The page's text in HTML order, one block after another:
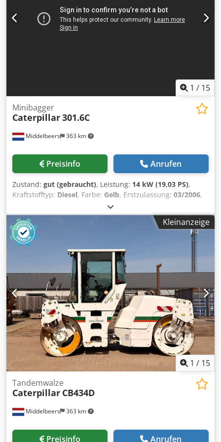
1 / 15
Middelbeers 363 km
Minibagger
Caterpillar301.6C
Preisinfo Anrufen
Zustand: gut (gebraucht), Leistung: 14 kW (19,03 PS),
Kraftstofftyp: Diesel, Farbe: Gelb, Erstzulassung: 03/2006,
, Betriebsstunden:
Antrieb: Raupe Chodpfx Anew Hpqrsdja Zylinderzahl: 3
Leergewicht: 1.720 kg Technischer Zustand: gut Optischer
Zustand: gut Preis: Auf Anfrage Seriennummer: JBB00645
Wenden Sie sich an Ernst van Hek, um weitere
Informationen zu erhalten.
Kleinanzeige
1 / 15
Middelbeers 363 km
Tandemwalze
Caterpillar CB434D
Preisinfo Anrufen